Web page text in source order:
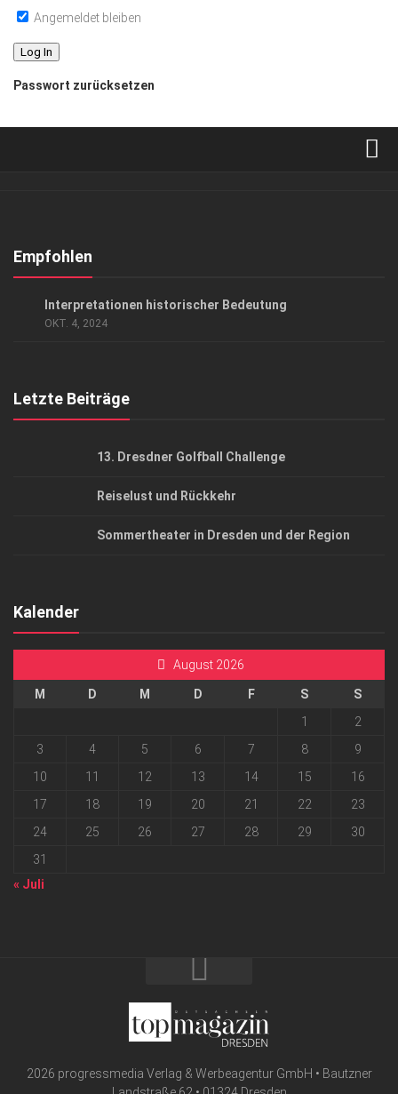
Angemeldet bleiben
Passwort zurücksetzen
Kontakt, Impressum
Empfohlen
Interpretationen historischer Bedeutung
OKT. 4, 2024
Letzte Beiträge
13. Dresdner Golfball Challenge
Reiselust und Rückkehr
Sommertheater in Dresden und der Region
Kalender
August 2026
M D M D F S
S
1
2
3
4 5 6 7 8
9
10
11 12 13 14 15
16
17
18 19 20 21 22
23
24
25 26 27 28 29
30
31
« Juli
2026 progressmedia Verlag & Werbeagentur GmbH • Bautzner